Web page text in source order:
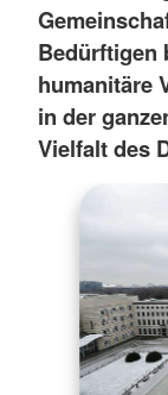
Bedürftigen
humanitäre
in der
Vielfalt des